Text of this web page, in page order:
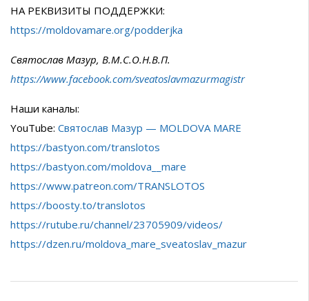
НА РЕКВИЗИТЫ ПОДДЕРЖКИ:
https://moldovamare.org/podderjka
Святослав Мазур, В.М.С.О.Н.В.П.
https://www.facebook.com/sveatoslavmazurmagistr
Наши каналы:
YouTube: Святослав Мазур — MOLDOVA MARE
https://bastyon.com/translotos
https://bastyon.com/moldova__mare
https://www.patreon.com/TRANSLOTOS
https://boosty.to/translotos
https://rutube.ru/channel/23705909/videos/
https://dzen.ru/moldova_mare_sveatoslav_mazur